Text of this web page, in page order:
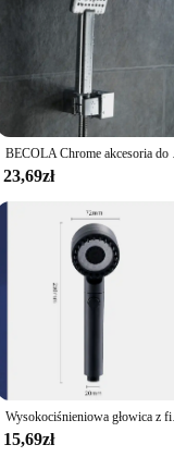
BECOLA
23,69zł
15,69zł